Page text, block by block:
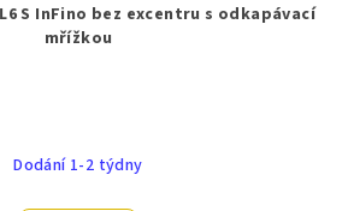
S InFino bez excentru s odkapávací
mřížkou
Dodání 1-2 týdny